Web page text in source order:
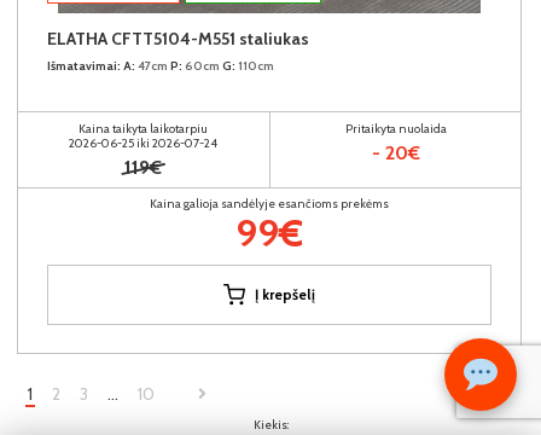
Kiekis:
ELATHA CFTT5104-M551 staliukas
Išmatavimai: A: 47cm P: 60cm G: 110cm
Kaina taikyta laikotarpiu
2026-06-25 iki 2026-07-24
119€
Pritaikyta nuolaida
- 20€
Kaina galioja sandėlyje esančioms prekėms
99€
Į krepšelį
1 2 3 … 10